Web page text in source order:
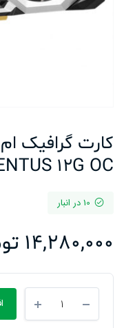
12G OC
10 در انبار
14,280,000
گرافیک
ام